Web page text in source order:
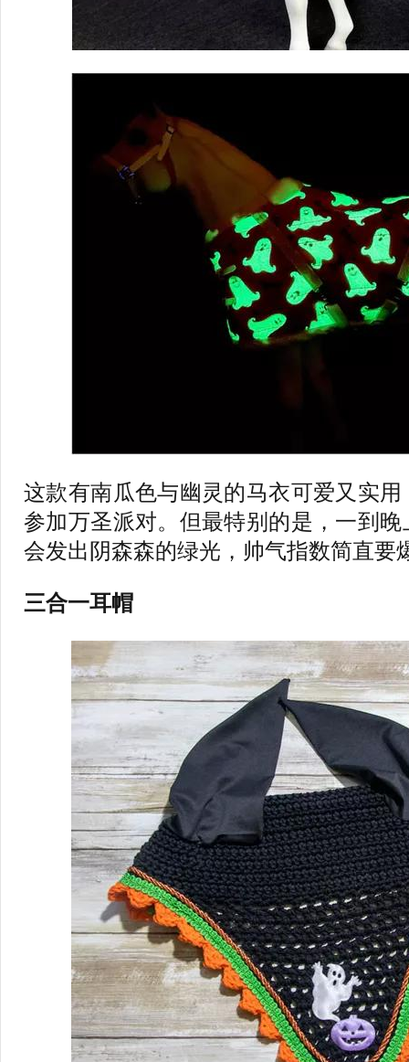
这款有南瓜色与幽灵的马衣可爱又实
参加万圣派对。但最特别的是，一到
会发出阴森森的绿光，帅气指数简直要
三合一耳帽